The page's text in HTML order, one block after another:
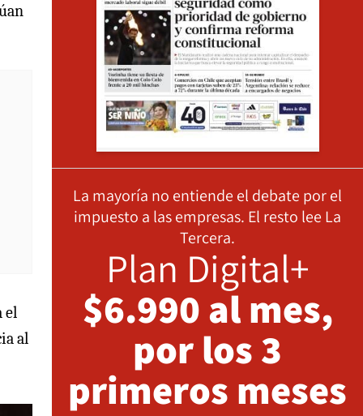
el
al
La mayoría no entiende el debate por el
impuesto a las empresas. El resto lee La
Tercera.
Plan Digital+
$6.990 al mes,
por los 3
primeros meses